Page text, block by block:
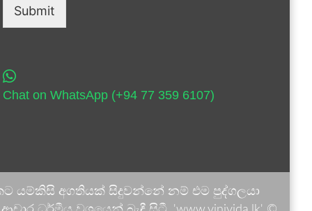
Submit
Chat on WhatsApp (+94 77 359 6107)
යම්කිසි අගතියක් සිදුවන්නේ නම් එම පුද්ගලයා